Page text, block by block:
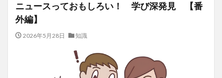
ニュースっておもしろい！ 学び深発見 【番
外編】
2026年5月28日 知識